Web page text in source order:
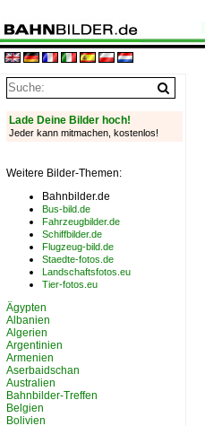
Lade Deine Bilder hoch!
Jeder kann mitmachen, kostenlos!
Weitere Bilder-Themen:
Bahnbilder.de
Bus-bild.de
Fahrzeugbilder.de
Schiffbilder.de
Flugzeug-bild.de
Staedte-fotos.de
Landschaftsfotos.eu
Tier-fotos.eu
Ägypten
Albanien
Algerien
Argentinien
Armenien
Aserbaidschan
Australien
Bahnbilder-Treffen
Belgien
Bolivien